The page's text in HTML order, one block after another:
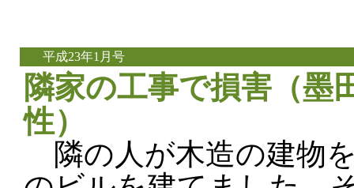
平成23年1月号
隣家の工事で損害（墨
性）
隣の人が木造の建物